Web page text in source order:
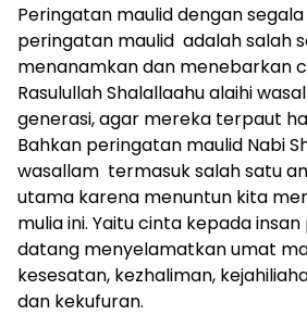
Peringatan maulid dengan
peringatan maulid adalah salah
menanamkan dan menebarkan
Rasulullah Shalallaahu alaihi
generasi, agar mereka terpaut
Bahkan peringatan maulid Nabi
wasallam termasuk salah satu
utama karena menuntun kita
mulia ini. Yaitu cinta kepada
datang menyelamatkan umat
kesesatan, kezhaliman,
dan kekufuran.